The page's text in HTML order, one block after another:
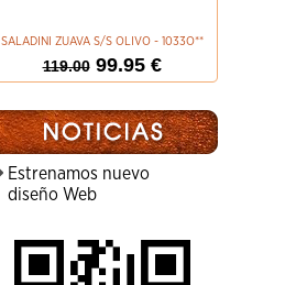
SALADINI ZUAVA S/S OLIVO - 1033O**
119.0099.95 €
Estrenamos nuevo
diseño Web